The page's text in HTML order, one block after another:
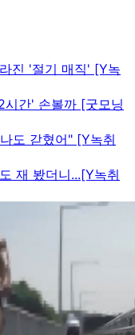
진 '절기 매직' [Y녹
시간' 손볼까 [굿모닝
도 갇혔어" [Y녹취
재 봤더니...[Y녹취